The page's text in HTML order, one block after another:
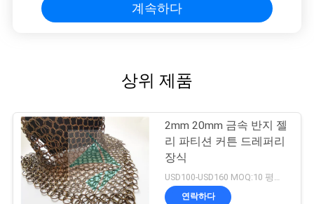
계속하다
상위 제품
2mm 20mm 금속 반지 젤
리 파티션 커튼 드레퍼리
장식
USD100-USD160 MOQ:10 평방 미터
연락하다